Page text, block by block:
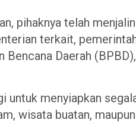
pihaknya telah
terkait,
Bencana Daerah
untuk menyiapkan
wisata buatan,